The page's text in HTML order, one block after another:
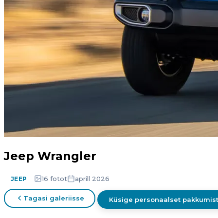
Jeep Wrangler
JEEP 16 fotot aprill 2026
Tagasi galeriisse Küsige personaalset pakkumist